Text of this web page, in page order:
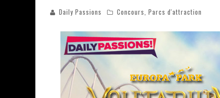
PSYRIVER 2026 : LA MAGIE
« MOFUSAND / PARLER
ASSASSIN'S CREED BLACK FLAG
« LE VENT DAND LES SAULES
Daily Passions Concours, Parcs d'attraction